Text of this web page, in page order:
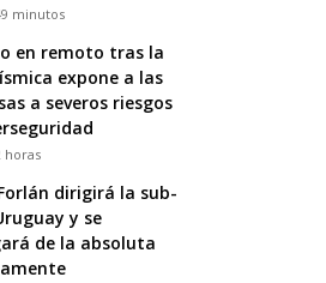
minutos
en remoto tras la
expone a las
a severos riesgos
horas
dirigirá la sub-
y se
de la absoluta